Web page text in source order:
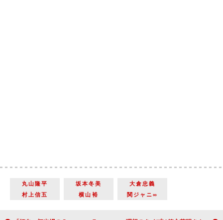
丸山隆平 坂本冬美
大倉忠義
村上信五
横山裕 関ジャニ∞